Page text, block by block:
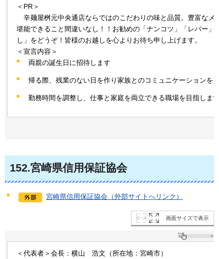
＜PR＞
辛麺屋桝元中央通店ならではのこだわりの味と品質。豊富なメ
堪能できること間違いなし！！お勧めの「ナンコツ」「レバー」
し」をどうぞ！皆様のお越しを心よりお待ち申し上げます。
＜宣言内容＞
両親の誕生日に招待します
帰る際、残業のない日を作り家族とのコミュニケーションを
勤務時間を調整し、仕事と家庭を両立できる職場を目指しま
152.宮崎県信用保証協会
宮崎県信用保証協会（外部サイトへリンク）
画面サイズで表示
＜代表者＞会長：横山 浩文（所在地：宮崎市）